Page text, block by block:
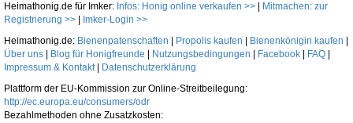
Heimathonig.de für Imker: Infos: Honig online verkaufen >>
Mitmachen: zur
Registrierung >>
Imker-Login >>
Heimathonig.de: Bienenpatenschaften Propolis kaufen Bienenkönigin kaufen
Über uns
Blog für Honigfreunde Nutzungsbedingungen Facebook FAQ
Impressum & Kontakt|
Datenschutzerklärung
Plattform der EU-Kommission zur Online-Streitbeilegung:
http://ec.europa.eu/consumers/odr
Bezahlmethoden ohne Zusatzkosten: